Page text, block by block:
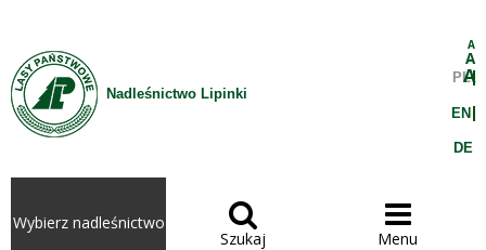
Nadleśnictwo Lipinki
A
A
A
PL
EN
DE
Wybierz nadleśnictwo 
Szukaj

Menu